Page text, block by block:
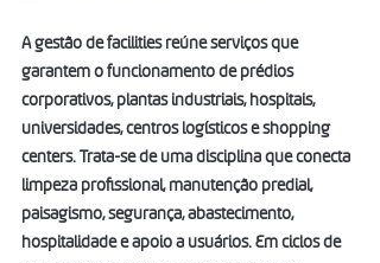
A gestão de facilities reúne serviços que
garantem o funcionamento de prédios
corporativos, plantas industriais, hospitais,
universidades, centros logísticos e shopping
centers. Trata-se de uma disciplina que conecta
limpeza profissional, manutenção predial,
paisagismo, segurança, abastecimento,
hospitalidade e apoio a usuários. Em ciclos de